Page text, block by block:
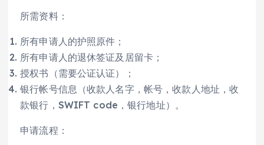
所需资料：
所有申请人的护照原件；
所有申请人的退休签证及居留卡；
授权书（需要公证认证）；
银行帐号信息（收款人名字，帐号，收款人地址，收
款银行，SWIFT code，银行地址）。
申请流程：